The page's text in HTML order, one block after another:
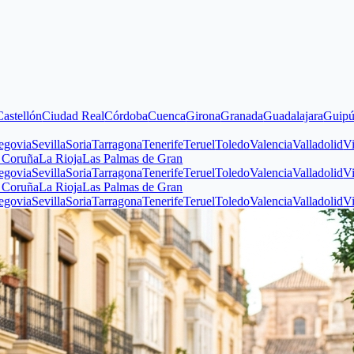
Ciudad RealCórdobaCuencaGironaGranadaGuadalajaraGuipúzcoa
SoriaTarragonaTenerifeTeruelToledoValenciaValladolidVizcaya
La RiojaLas Palmas de Gran
SoriaTarragonaTenerifeTeruelToledoValenciaValladolidVizcaya
La RiojaLas Palmas de Gran
SoriaTarragonaTenerifeTeruelToledoValenciaValladolidVizcaya